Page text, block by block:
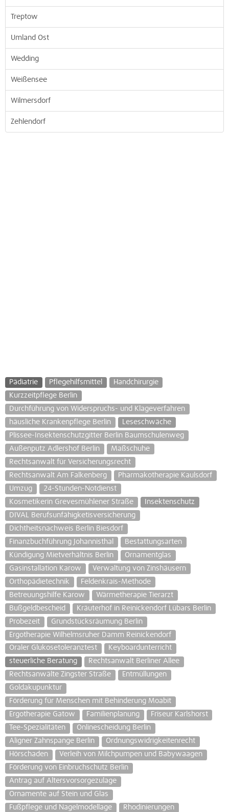
Treptow
Umland Ost
Wedding
Weißensee
Wilmersdorf
Zehlendorf
Pädiatrie Pflegehilfsmittel
Handchirurgie
Kurzzeitpflege Berlin
Durchführung von Widerspruchs- und Klageverfahren
häusliche Krankenpflege Berlin
Leseschwäche
Plissee-Insektenschutzgitter Berlin Baumschulenweg
Außenputz Adlershof Berlin
Maßschuhe
Rechtsanwalt für Versicherungsrecht
Rechtsanwalt Am Falkenberg
Pharmakotherapie Kaulsdorf
Umzug
24-Stunden-Notdienst
Kosmetikerin Grevesmühlener Straße
Insektenschutz
DIVAL Berufsunfähigketisversicherung
Dichtheitsnachweis Berlin Biesdorf
Finanzbuchführung Johannisthal
Bestattungsarten
Kündigung Mietverhältnis Berlin
Ornamentglas
Gasinstallation Karow
Verwaltung von Zinshäusern
Orthopädietechnik
Feldenkrais-Methode
Betreuungshilfe Karow
Wärmetherapie Tierarzt
Bußgeldbescheid
Kräuterhof in Reinickendorf Lübars Berlin
Probezeit
Grundstücksräumung Berlin
Ergotherapie Wilhelmsruher Damm Reinickendorf
Oraler Glukosetoleranztest
Keyboardunterricht
steuerliche Beratung
Rechtsanwalt Berliner Allee
Rechtsanwälte Zingster Straße
Entmüllungen
Goldakupunktur
Förderung für Menschen mit Behinderung Moabit
Ergotherapie Gatow
Familienplanung
Friseur Karlshorst
Tee-Spezialitäten
Onlinescheidung Berlin
Aligner Zahnspange Berlin
Ordnungswidrigkeitenrecht
Hörschaden
Verleih von Milchpumpen und Babywaagen
Förderung von Einbruchschutz Berlin
Antrag auf Altersvorsorgezulage
Ornamente auf Stein und Glas
Fußpflege und Nagelmodellage
Rhodinierungen